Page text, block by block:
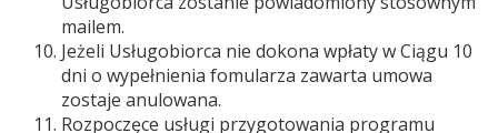
mailem.
Jeżeli Usługobiorca nie dokona wpłaty w Ciągu 10
dni o wypełnienia fomularza zawarta umowa
zostaje anulowana.
Rozpoczęce usługi przygotowania programu